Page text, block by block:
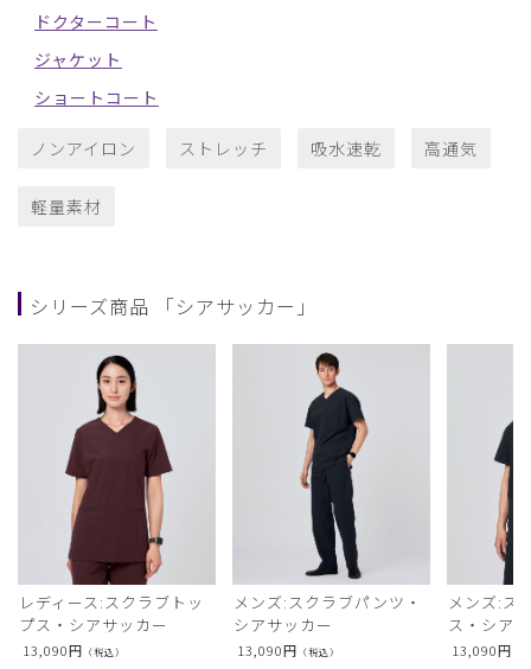
ドクターコート
ジャケット
ショートコート
ノンアイロン ストレッチ 吸水速乾 高通気
軽量素材
シリーズ商品 「シアサッカー」
レディース:スクラブトッ
プス・シアサッカー
13,090円 （税込）
メンズ:スクラブパンツ・
シアサッカー
13,090円 （税込）
メンズ:ス
ス・シア
13,090円